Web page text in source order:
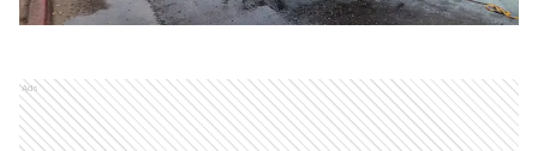
Ads